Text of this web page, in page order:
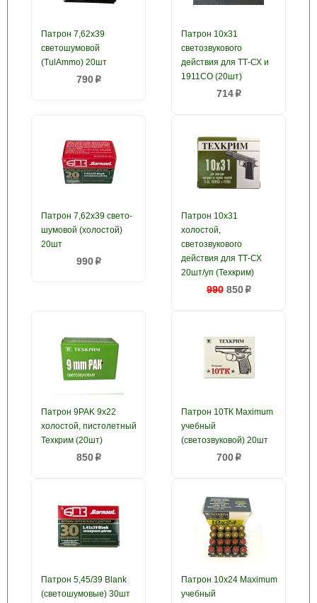
Патрон 7,62x39
светошумовой
(TulAmmo) 20шт
790p
Патрон 10х31
светозвукового
действия для ТТ-СХ и
1911СО (20шт)
714p
Патрон 7,62x39 свето-
шумовой (холостой)
20шт
990p
Патрон 10х31
холостой,
светозвукового
действия для ТТ-СХ
20шт/уп (Техкрим)
990 850p
Патрон 9PAK 9x22
холостой, пистолетный
Техкрим (20шт)
850p
Патрон 10ТК Maximum
учебный
(светозвуковой) 20шт
700p
Патрон 5,45/39 Blank
(светошумовые) 30шт
Патрон 10х24 Maximum
учебный